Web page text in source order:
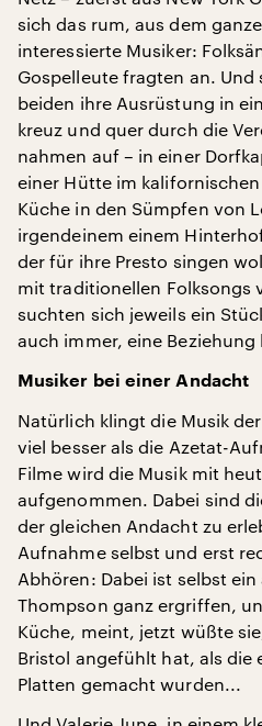
sich das rum, aus dem
interessierte Musiker:
Gospelleute fragten an.
beiden ihre Ausrüstung in
kreuz und quer durch die
nahmen auf – in einer
einer Hütte im
Küche in den Sümpfen von
irgendeinem einem
der für ihre Presto singen
mit traditionellen Folksongs
suchten sich jeweils ein
auch immer, eine Beziehung
Musiker bei einer Andacht
Natürlich klingt die Musik
viel besser als die Azetat-
Filme wird die Musik mit
aufgenommen. Dabei sind
der gleichen Andacht zu
Aufnahme selbst und erst
Abhören: Dabei ist selbst
Thompson ganz ergriffen,
Küche, meint, jetzt wüßte
Bristol angefühlt hat, als die
Platten gemacht wurden...